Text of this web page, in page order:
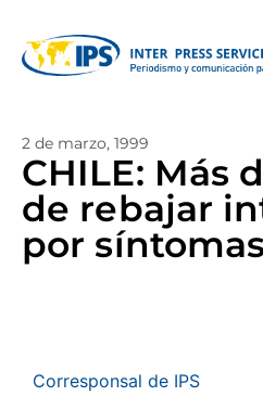
2 de marzo, 1999
CHILE: Más
de rebajar
por
Corresponsal de IPS